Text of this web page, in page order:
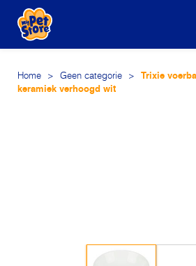
Home > Geen categorie >
Trixie
keramiek verhoogd wit